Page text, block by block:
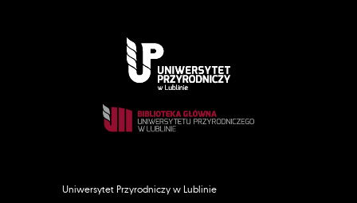
Uniwersytet Przyrodniczy w Lublinie